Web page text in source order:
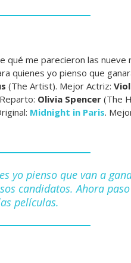
qué me parecieron las nueve
quienes yo pienso que
(The Artist). Mejor Actriz:
Olivia Spencer (The
Midnight in Paris.
yo pienso que van a
candidatos. Ahora
películas.